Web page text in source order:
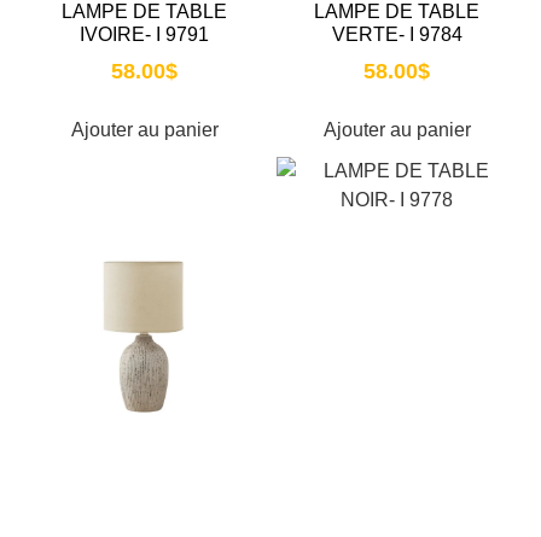
LAMPE DE TABLE
IVOIRE- I 9791
58.00$
Ajouter au panier
LAMPE DE TABLE
VERTE- I 9784
58.00$
Ajouter au panier